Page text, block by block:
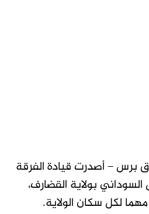
برس – أصدرت قيادة الفرقة
بولاية القضارف،
لكل سكان الولاية.